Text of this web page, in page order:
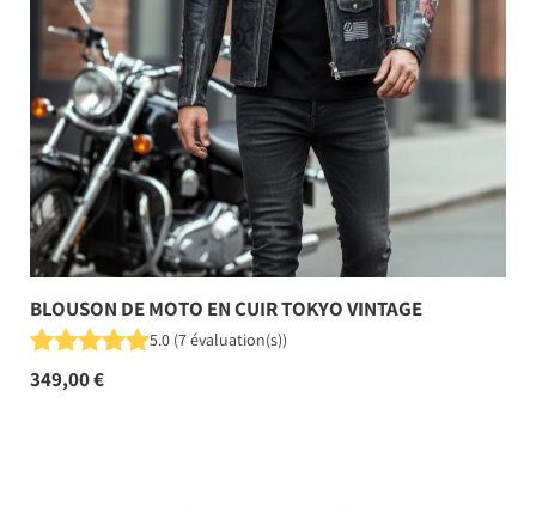
BLOUSON DE MOTO EN CUIR TOKYO VINTAGE
5.0 (7évaluation(s))
349,00 €